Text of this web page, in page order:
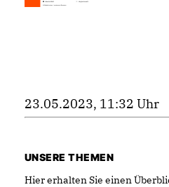
23.05.2023, 11:32 Uhr
UNSERE THEMEN
Hier erhalten Sie einen